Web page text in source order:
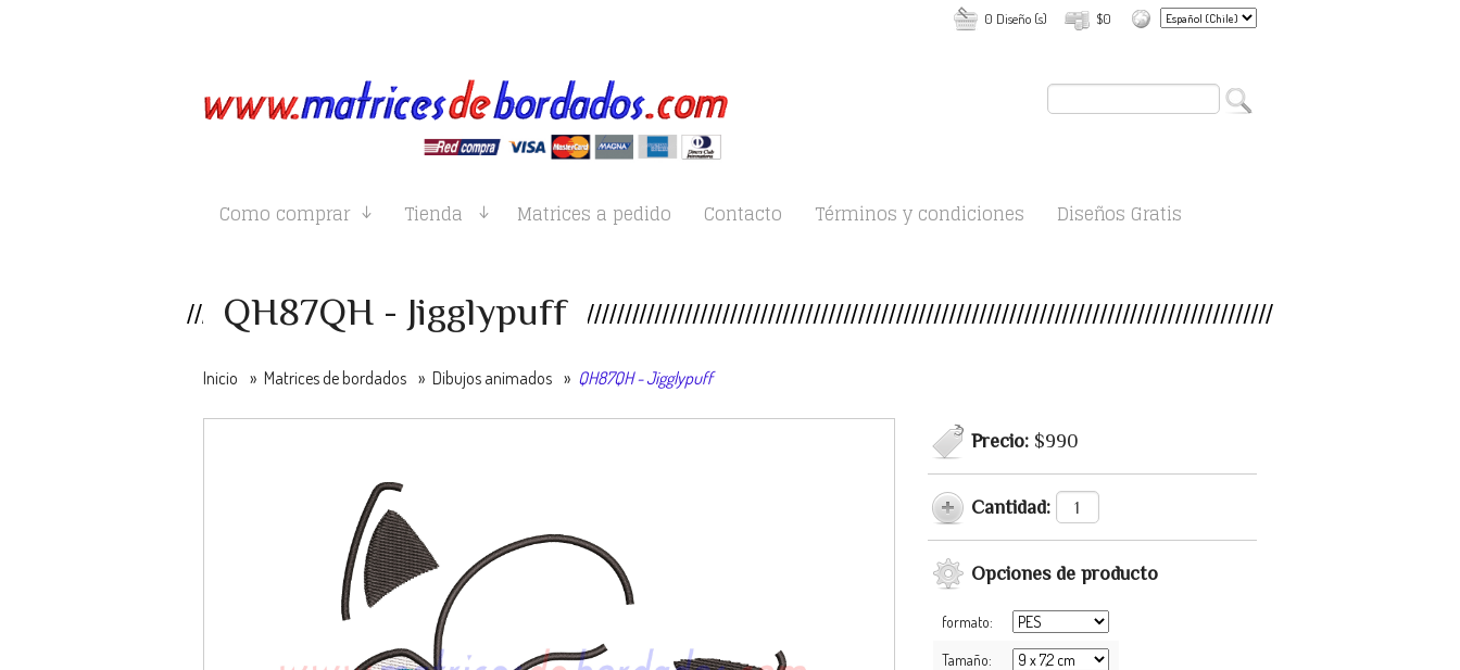
$0
0 Diseño (s)
Como comprar Tienda Matrices a pedido Contacto Términos y condiciones Diseños Gratis
QH87QH - Jigglypuff
Inicio » Matrices de bordados » Dibujos animados » QH87QH - Jigglypuff
Precio: $990
Cantidad:
Opciones de producto
formato:
Tamaño: